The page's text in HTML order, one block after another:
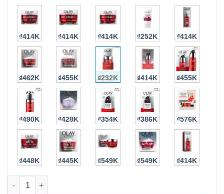
₫414K ₫414K ₫414K ₫252K ₫414K
₫462K ₫455K ₫232K ₫414K ₫455K
₫490K ₫428K ₫354K ₫386K ₫576K
₫448K ₫445K ₫549K ₫549K ₫414K
Kem dưỡng Olay Regenerist Micro-Sculpting Cream 14g số